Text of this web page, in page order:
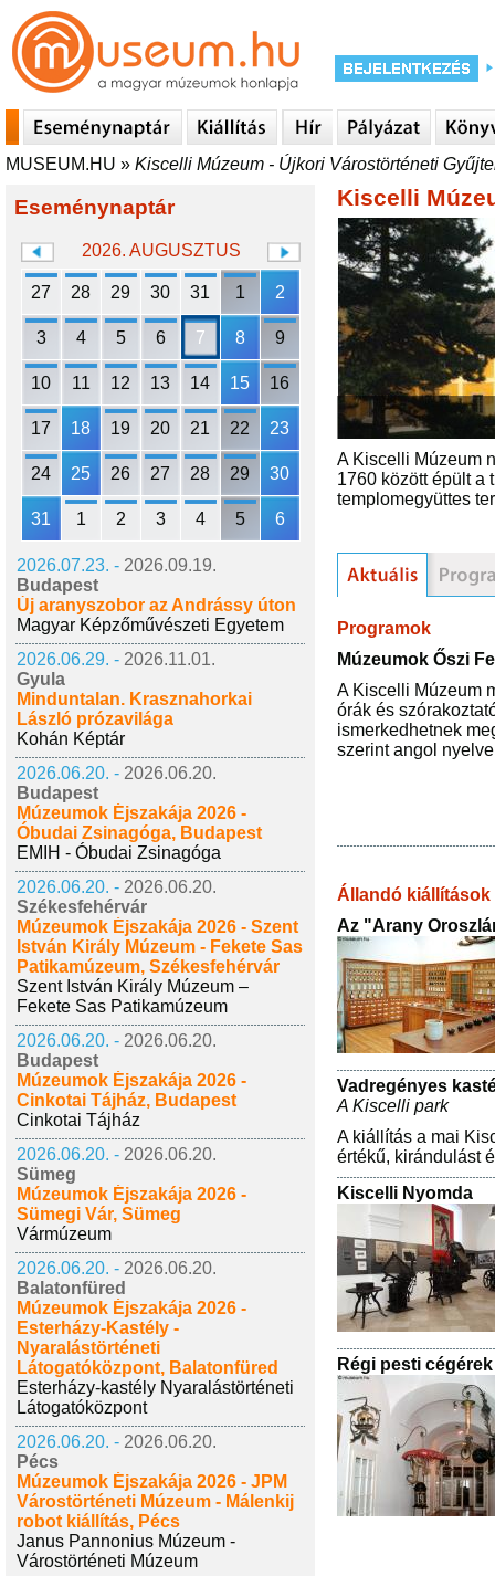
MUSEUM.HU » Kiscelli Múzeum - Újkori Várostörténeti
Eseménynaptár
2026. AUGUSZTUS
27 28 29 30 31 1 2
3 4 5 6 7 8 9
10 11 12 13 14 15 16
17 18 19 20 21 22 23
24 25 26 27 28 29 30
31 1 2 3 4 5 6
2026.07.23. - 2026.09.19.
Budapest
Új aranyszobor az Andrássy úton
Magyar Képzőművészeti Egyetem
2026.06.29. - 2026.11.01.
Gyula
Minduntalan. Krasznahorkai
László prózavilága
Kohán Képtár
2026.06.20. - 2026.06.20.
Budapest
Múzeumok Éjszakája 2026 -
Óbudai Zsinagóga, Budapest
EMIH - Óbudai Zsinagóga
2026.06.20. - 2026.06.20.
Székesfehérvár
Múzeumok Éjszakája 2026 - Szent
István Király Múzeum - Fekete Sas
Patikamúzeum, Székesfehérvár
Szent István Király Múzeum –
Fekete Sas Patikamúzeum
2026.06.20. - 2026.06.20.
Budapest
Múzeumok Éjszakája 2026 -
Cinkotai Tájház, Budapest
Cinkotai Tájház
2026.06.20. - 2026.06.20.
Sümeg
Múzeumok Éjszakája 2026 -
Sümegi Vár, Sümeg
Vármúzeum
2026.06.20. - 2026.06.20.
Balatonfüred
Múzeumok Éjszakája 2026 -
Esterházy-Kastély -
Nyaralástörténeti
Látogatóközpont, Balatonfüred
Esterházy-kastély Nyaralástörténeti
Látogatóközpont
2026.06.20. - 2026.06.20.
Pécs
Múzeumok Éjszakája 2026 - JPM
Várostörténeti Múzeum - Málenkij
robot kiállítás, Pécs
Janus Pannonius Múzeum -
Várostörténeti Múzeum
Kiscelli
A Kiscelli Múzeum
1760 között épült a
templomegyüttes
Programok
Múzeumok Őszi
A Kiscelli Múzeum
órák és
ismerkedhetnek
szerint angol
Állandó kiállítások
Az "Arany
Vadregényes
A Kiscelli park
A kiállítás a mai
értékű, kirándulást
Kiscelli Nyomda
Régi pesti